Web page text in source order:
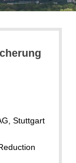
Stuttgart